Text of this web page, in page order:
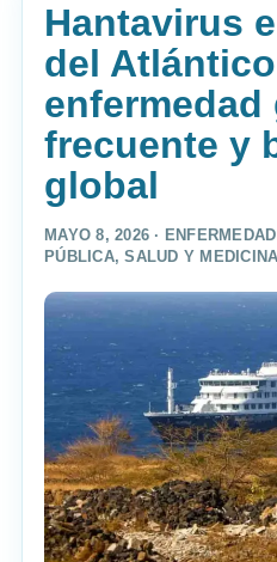
Hantavirus
del
enfermedad
frecuente y
global
MAYO 8, 2026 ·
PÚBLICA,SALUD Y MEDICINA